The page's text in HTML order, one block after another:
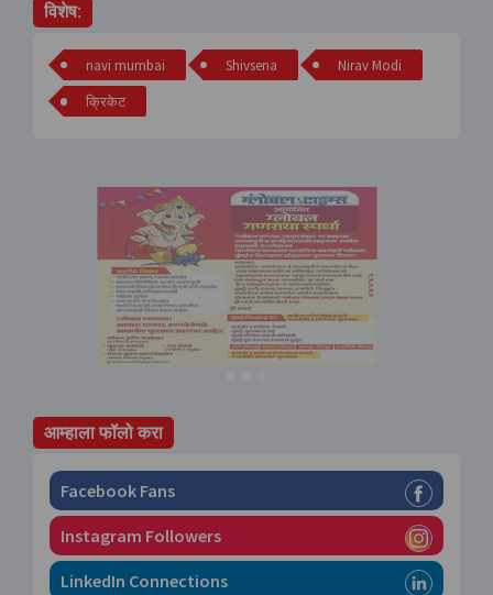
विशेष:
navi mumbai Shivsena
Nirav Modi
क्रिकेट
आम्हाला फॉलो करा
Facebook Fans
Instagram Followers
LinkedIn Connections